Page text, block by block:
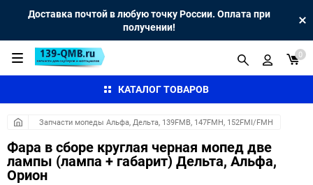
Доставка почтой в любую точку России. Оплата при
получении!
КАТАЛОГ ТОВАРОВ
0
Запчасти мопеды Альфа, Дельта, 139FMB, 147FMH, 152FMI/FMH
Фара в сборе круглая черная мопед две
лампы (лампа + габарит) Дельта, Альфа,
Орион